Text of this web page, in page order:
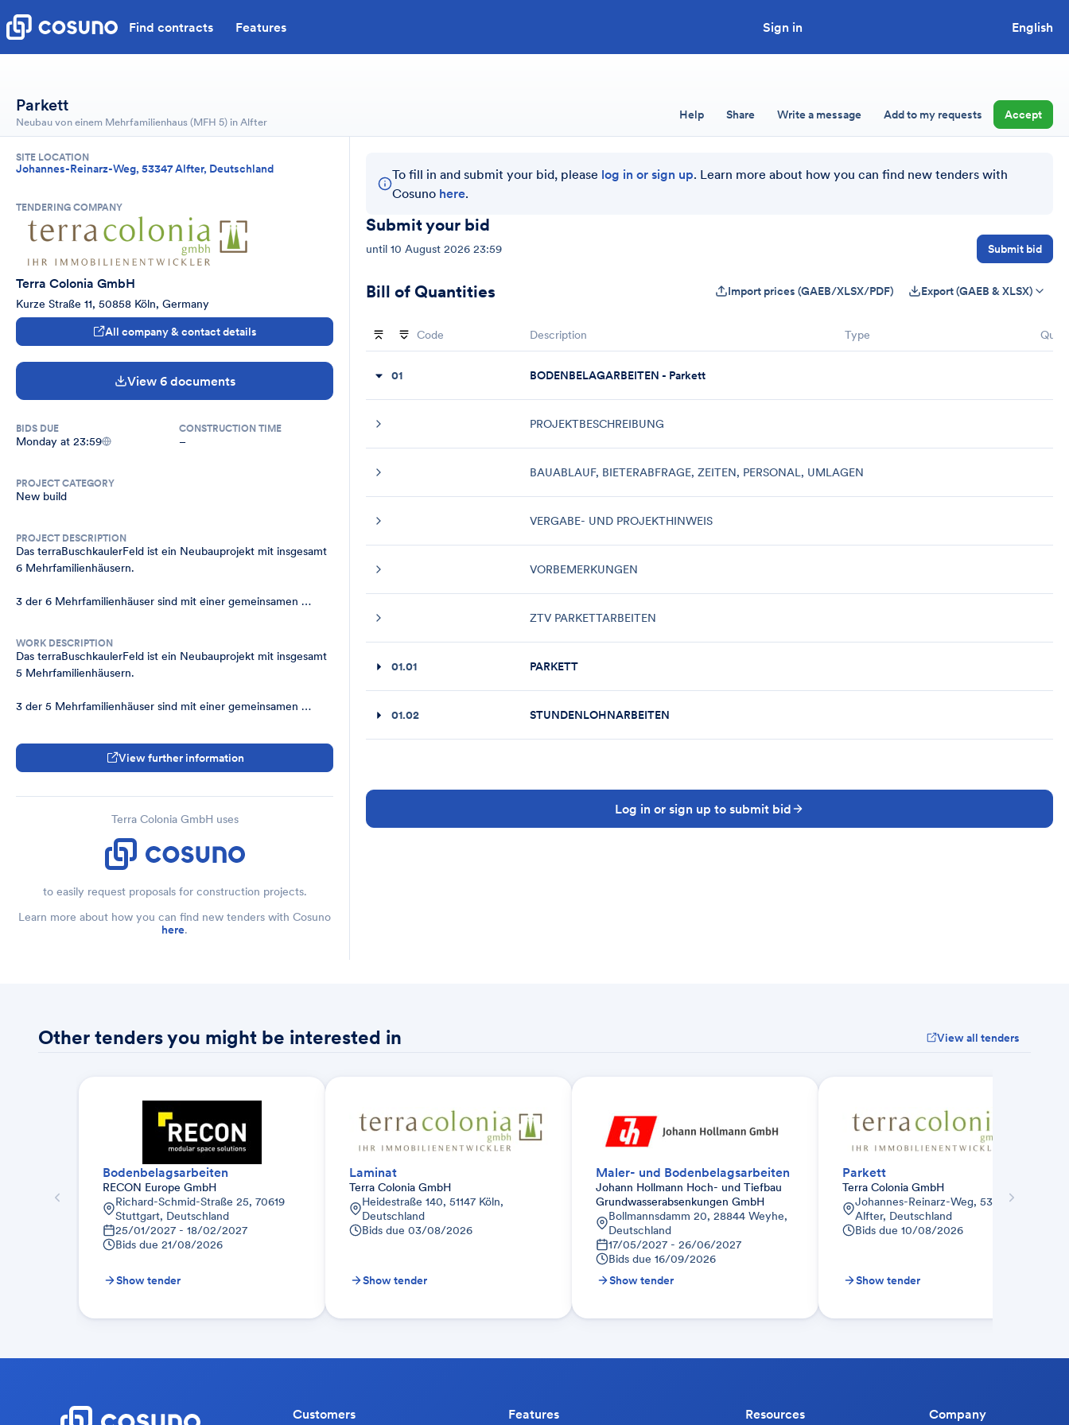
Find contracts Features Sign in English
Parkett
Neubau von einem Mehrfamilienhaus (MFH 5) in Alfter
Help Share Write a message Add to my requests Accept
SITE LOCATION
Johannes-Reinarz-Weg, 53347 Alfter, Deutschland
TENDERING COMPANY
Terra Colonia GmbH
Kurze Straße 11, 50858 Köln, Germany
All company & contact details
View 6 documents
BIDS DUE
Monday at 23:59
CONSTRUCTION TIME
–
PROJECT CATEGORY
New build
PROJECT DESCRIPTION
Das terraBuschkaulerFeld ist ein Neubauprojekt mit insgesamt
6 Mehrfamilienhäusern.
3 der 6 Mehrfamilienhäuser sind mit einer gemeinsamen
Die Mehrfamilienhäuser MFH-1 und MFH-5 sind
teilunterkellert.
WORK DESCRIPTION
Das terraBuschkaulerFeld ist ein Neubauprojekt mit insgesamt
5 Mehrfamilienhäusern.
3 der 5 Mehrfamilienhäuser sind mit einer gemeinsamen
Die Mehrfamilienhäuser MFH 1 und MFH 5 sind teilunterkellert.
View further information
Terra Colonia GmbH uses
to easily request proposals for construction projects.
Learn more about how you can find new tenders with Cosuno
here.
To fill in and submit your bid, please log in or sign up. Learn more about how you can find new tenders with
Cosuno here.
Submit your bid
until 10 August 2026 23:59 Submit bid
Bill of Quantities Import prices (GAEB/XLSX/PDF) Export (GAEB & XLSX)
Code Description Type
01 BODENBELAGARBEITEN - Parkett
PROJEKTBESCHREIBUNG
BAUABLAUF, BIETERABFRAGE, ZEITEN, PERSONAL, UMLAGEN
VERGABE- UND PROJEKTHINWEIS
VORBEMERKUNGEN
ZTV PARKETTARBEITEN
01.01 PARKETT
01.02 STUNDENLOHNARBEITEN
Log in or sign up to submit bid
Other tenders you might be interested in View all tenders
Bodenbelagsarbeiten
RECON Europe GmbH
Richard-Schmid-Straße 25, 70619
Stuttgart, Deutschland
25/01/2027 - 18/02/2027
Bids due 21/08/2026
Show tender
Laminat
Terra Colonia GmbH
Heidestraße 140, 51147 Köln,
Deutschland
Bids due 03/08/2026
Show tender
Maler- und Bodenbelagsarbeiten
Johann Hollmann Hoch- und Tiefbau
Grundwasserabsenkungen GmbH
Bollmannsdamm 20, 28844 Weyhe,
Deutschland
17/05/2027 - 26/06/2027
Bids due 16/09/2026
Show tender
Parkett
Terra Colonia GmbH
Johannes-Reinarz-Weg, 53347
Alfter, Deutschland
Bids due 10/08/2026
Show tender
Customers Features Resources Company